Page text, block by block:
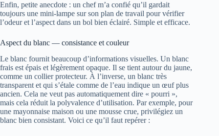
Enfin, petite anecdote : un chef m’a confié qu’il gardait
toujours une mini-lampe sur son plan de travail pour vérifier
l’odeur et l’aspect dans un bol bien éclairé. Simple et efficace.
Aspect du blanc — consistance et couleur
Le blanc fournit beaucoup d’informations visuelles. Un blanc
frais est épais et légèrement opaque. Il se tient autour du jaune,
comme un collier protecteur. À l’inverse, un blanc très
transparent et qui s’étale comme de l’eau indique un œuf plus
ancien. Cela ne veut pas automatiquement dire « pourri »,
mais cela réduit la polyvalence d’utilisation. Par exemple, pour
une mayonnaise maison ou une mousse crue, privilégiez un
blanc bien consistant. Voici ce qu’il faut repérer :